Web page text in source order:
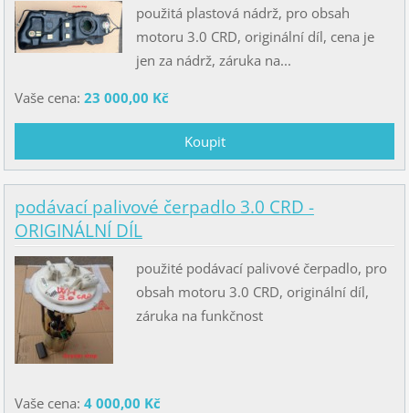
použitá plastová nádrž, pro obsah
motoru 3.0 CRD, originální díl, cena je
jen za nádrž, záruka na...
Vaše cena: 23 000,00 Kč
podávací palivové čerpadlo 3.0 CRD -
ORIGINÁLNÍ DÍL
použité podávací palivové čerpadlo, pro
obsah motoru 3.0 CRD, originální díl,
záruka na funkčnost
Vaše cena: 4 000,00 Kč